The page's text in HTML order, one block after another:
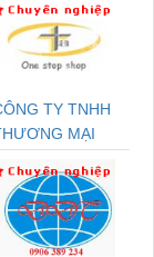
TY TNHH
MẠI